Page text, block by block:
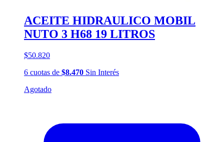
ACEITE HIDRAULICO MOBIL
NUTO 3 H68 19 LITROS
$50.820
6 cuotas de $8.470 Sin Interés
Agotado